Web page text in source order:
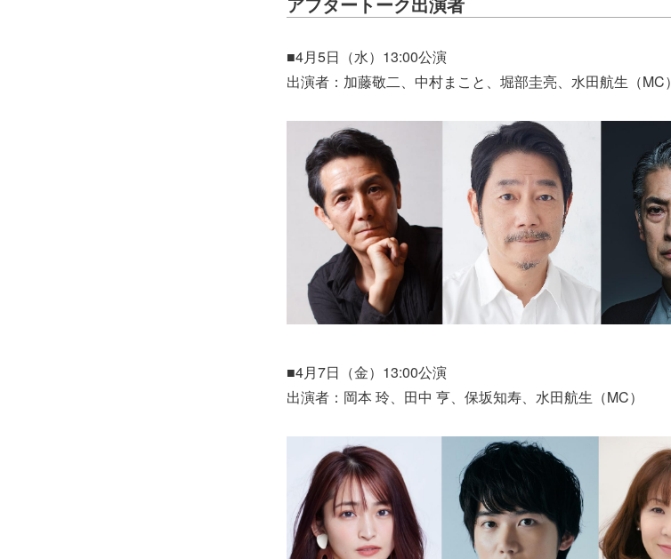
■4月5日（水）13:00公演
出演者：加藤敬二、中村まこと、堀部圭亮、水田航生（MC）
■4月7日（金）13:00公演
出演者：岡本 玲、田中 亨、保坂知寿、水田航生（MC）